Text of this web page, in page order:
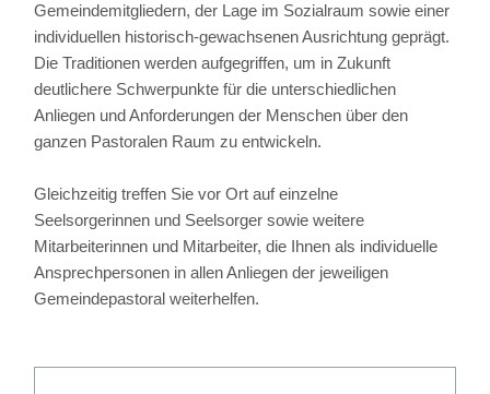
Gemeindemitgliedern, der Lage im Sozialraum sowie einer
individuellen historisch-gewachsenen Ausrichtung geprägt.
Die Traditionen werden aufgegriffen, um in Zukunft
deutlichere Schwerpunkte für die unterschiedlichen
Anliegen und Anforderungen der Menschen über den
ganzen Pastoralen Raum zu entwickeln.
Gleichzeitig treffen Sie vor Ort auf einzelne
Seelsorgerinnen und Seelsorger sowie weitere
Mitarbeiterinnen und Mitarbeiter, die Ihnen als individuelle
Ansprechpersonen in allen Anliegen der jeweiligen
Gemeindepastoral weiterhelfen.